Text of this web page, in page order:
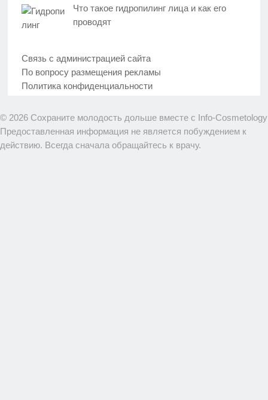
Что такое гидропилинг лица и как его
проводят
Связь с администрацией сайта
По вопросу размещения рекламы
Политика конфиденциальности
© 2026 Сохраните молодость дольше вместе с Info-Cosmetology
Предоставленная информация не является побуждением к
действию. Всегда сначала обращайтесь к врачу.